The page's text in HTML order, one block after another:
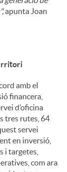
apunta Joan
amb el
financera,
d’oficina
tres rutes, 64
servei
en inversió,
i targetes,
com ara